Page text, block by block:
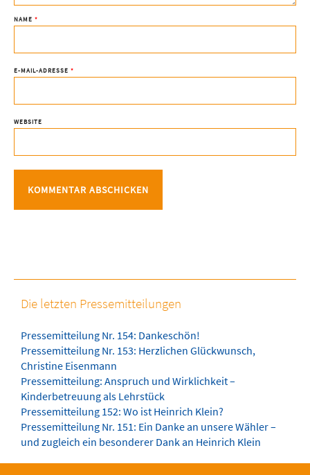
NAME *
E-MAIL-ADRESSE *
WEBSITE
Die letzten Pressemitteilungen
Pressemitteilung Nr. 154: Dankeschön!
Pressemitteilung Nr. 153: Herzlichen Glückwunsch,
Christine Eisenmann
Pressemitteilung: Anspruch und Wirklichkeit –
Kinderbetreuung als Lehrstück
Pressemitteilung 152: Wo ist Heinrich Klein?
Pressemitteilung Nr. 151: Ein Danke an unsere Wähler –
und zugleich ein besonderer Dank an Heinrich Klein